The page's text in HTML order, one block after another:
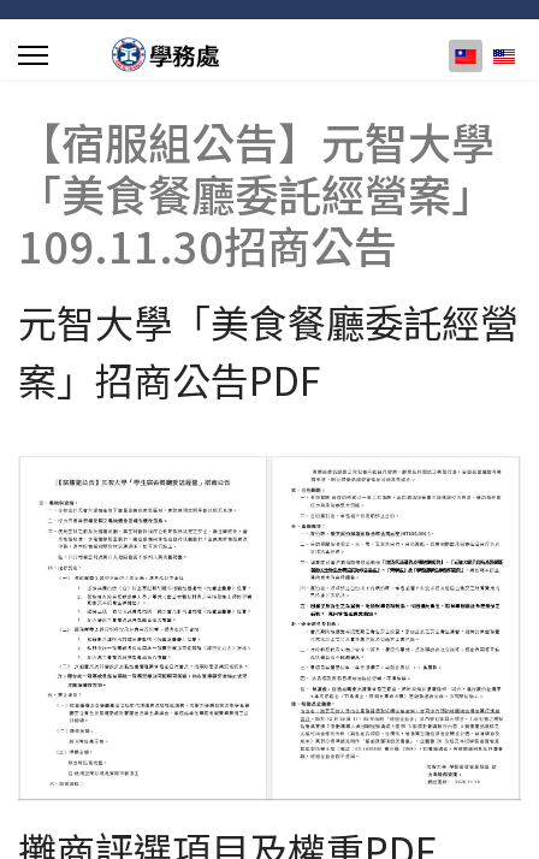
選擇你的
【宿服組公告】元智大學
「美食餐廳委託經營案」
109.11.30招商公告
元智大學「美食餐廳委託經營
案」招商公告PDF